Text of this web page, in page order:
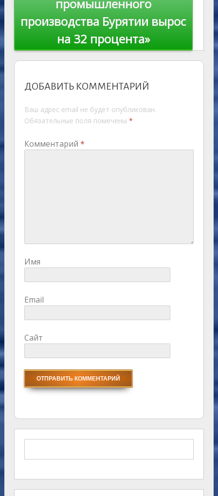
промышленного
производства Бурятии вырос
на 32 процента»
ДОБАВИТЬ КОММЕНТАРИЙ
Ваш адрес email не будет опубликован.
Обязательные поля помечены *
Комментарий *
Имя
Email
Сайт